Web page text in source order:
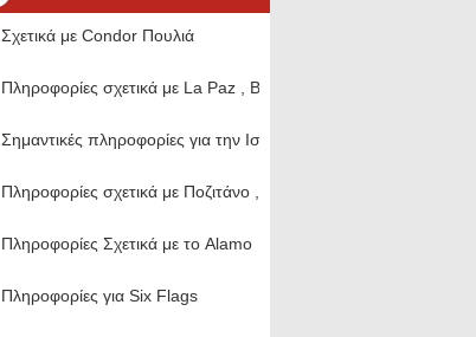
Σχετικά με Condor Πουλιά
Πληροφορίες σχετικά με La Paz , Baja California
Σημαντικές πληροφορίες για την Ισπανία
Πληροφορίες σχετικά με Ποζιτάνο , Ιταλία
Πληροφορίες Σχετικά με το Alamo
Πληροφορίες για Six Flags